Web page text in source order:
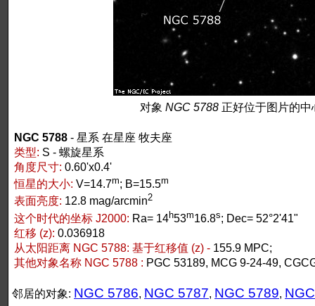
对象 NGC 5788 正好位于图片的中
NGC 5788 - 星系 在星座 牧夫座
类型: S - 螺旋星系
角度尺寸: 0.60'x0.4'
恒星的大小: V=14.7m; B=15.5m
表面亮度: 12.8 mag/arcmin2
这个时代的坐标 J2000: Ra= 14h53m16.8s; Dec= 52°2'41"
红移 (z): 0.036918
从太阳距离 NGC 5788: 基于红移值 (z) - 155.9 MPC;
其他对象名称 NGC 5788 : PGC 53189, MCG 9-24-49,
邻居的对象: NGC 5786, NGC 5787, NGC 5789,